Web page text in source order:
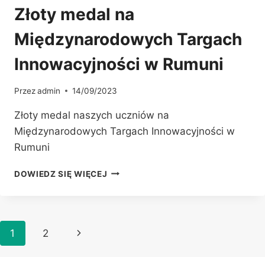
Złoty medal na
Międzynarodowych Targach
Innowacyjności w Rumuni
Przezadmin 14/09/2023
Złoty medal naszych uczniów na
Międzynarodowych Targach Innowacyjności w
Rumuni
DOWIEDZ SIĘ WIĘCEJ ZŁOTY
Nawigacja
1 2
Następna